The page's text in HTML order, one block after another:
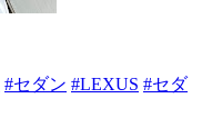
#セダン #LEXUS #セダ